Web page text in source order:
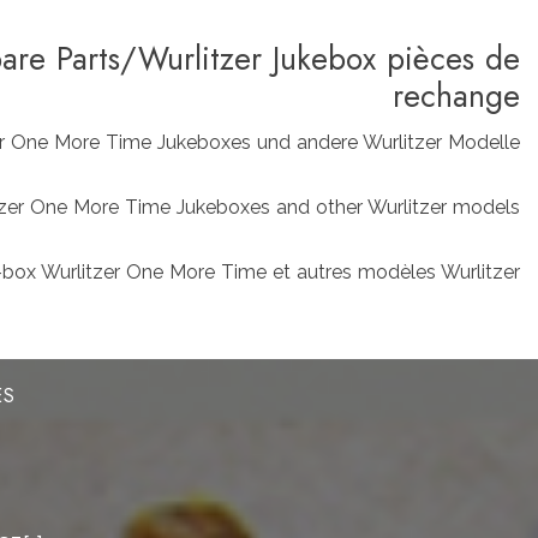
Parts/Wurlitzer Jukebox pièces de
rechange
More Time Jukeboxes und andere Wurlitzer Modelle
One More Time Jukeboxes and other Wurlitzer models
Wurlitzer One More Time et autres modèles Wurlitzer